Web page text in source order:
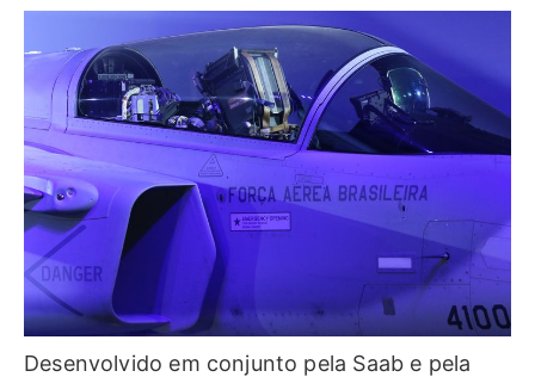
Desenvolvido em conjunto pela Saab e pela